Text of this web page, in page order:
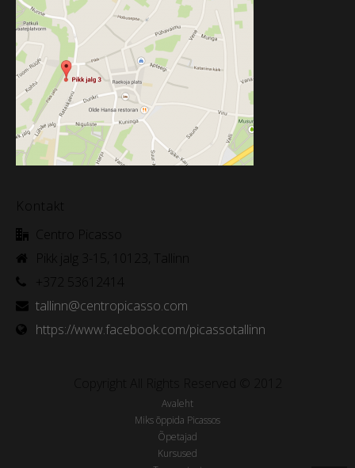
Kontakt
Centro Picasso
Pikk jalg 3-15, 10123, Tallinn
+372 53612414
tallinn@centropicasso.com
https://www.facebook.com/picassotallinn
Avaleht
Miks õppida Picassos
Õpetajad
Kursused